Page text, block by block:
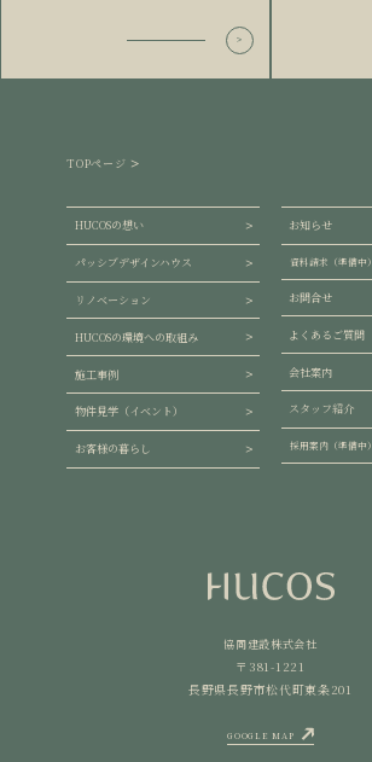
協同建設株式会社
〒381-1221
長野県長野市松代町東条201
GOOGLE MAP
TOPページ
HUCOSの想い
パッシブデザインハウス
リノベーション
HUCOSの環境への取組み
施工事例
物件見学（イベント）
お客様の暮らし
お知らせ
資料請求（準備中）
お問合せ
よくあるご質問
会社案内
スタッフ紹介
採用案内（準備中）